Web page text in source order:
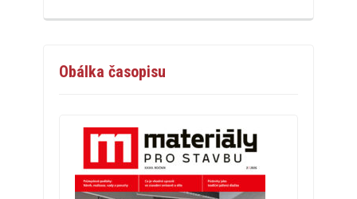
Obálka časopisu